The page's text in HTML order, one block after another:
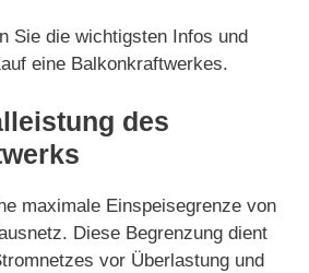
Sie die wichtigsten Infos und
eine Balkonkraftwerkes.
des
maximale Einspeisegrenze von
Diese Begrenzung dient
vor Überlastung und